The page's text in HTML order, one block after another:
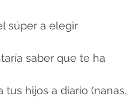
súper a elegir
saber que te ha
hijos a diario (nanas,